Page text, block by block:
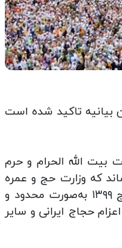
تاکید شده است
الله الحرام و حرم
ثبت نام شده حج تمتع سال ۱۳۹۹ می رساند که وزارت حج و عمره
عربستان سعودی روز دوشنبه مورخ ۲ / ۴ / ۹۹، اعلام نمود که مناسک حج ۱۳۹۹ به‌صورت محدود و
حجاج ایرانی و سایر